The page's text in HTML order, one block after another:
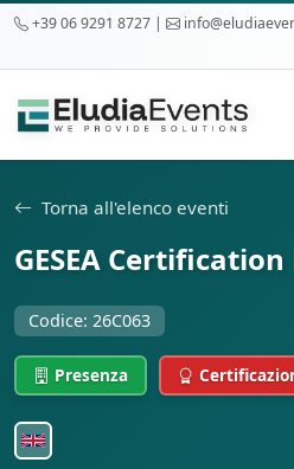
+39 06 9291 8727 |
Torna all'elenco eventi
GESEA
Codice: 26C063
Presenza